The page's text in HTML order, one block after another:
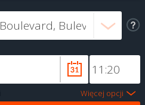
Więcej opcji